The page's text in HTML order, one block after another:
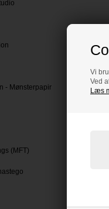
Vi
Ved
Læs
- Mønsterpapir
(MFT)